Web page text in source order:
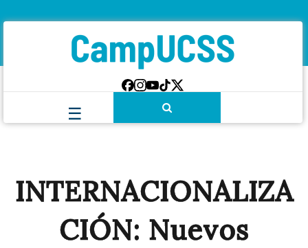
INTERNACIONALIZA
CIÓN: Nuevos